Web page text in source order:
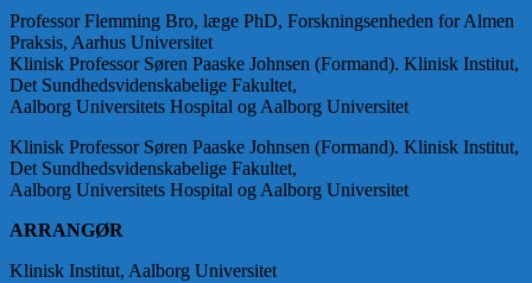
Professor Flemming Bro, læge PhD, Forskningsenheden for Almen
Praksis, Aarhus Universitet
Klinisk Professor Søren Paaske Johnsen (Formand). Klinisk Institut,
Det Sundhedsvidenskabelige Fakultet,
Aalborg Universitets Hospital og Aalborg Universitet
Klinisk Professor Søren Paaske Johnsen (Formand). Klinisk Institut,
Det Sundhedsvidenskabelige Fakultet,
Aalborg Universitets Hospital og Aalborg Universitet
ARRANGØR
Klinisk Institut, Aalborg Universitet